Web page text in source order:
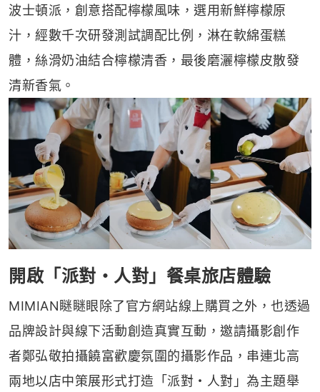
波士頓派，創意搭配檸檬風味，選用新鮮檸檬原
汁，經數千次研發測試調配比例，淋在軟綿蛋糕
體，絲滑奶油結合檸檬清香，最後磨灑檸檬皮散發
清新香氣。
開啟「派對・人對」餐桌旅店體驗
MIMIAN瞇瞇眼除了官方網站線上購買之外，也透過
品牌設計與線下活動創造真實互動，邀請攝影創作
者鄭弘敬拍攝饒富歡慶氛圍的攝影作品，串連北高
兩地以店中策展形式打造「派對・人對」為主題舉